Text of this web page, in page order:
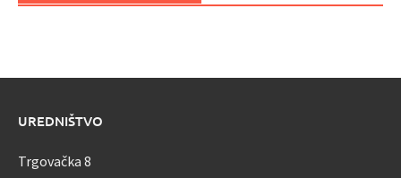
UREDNIŠTVO
Trgovačka 8